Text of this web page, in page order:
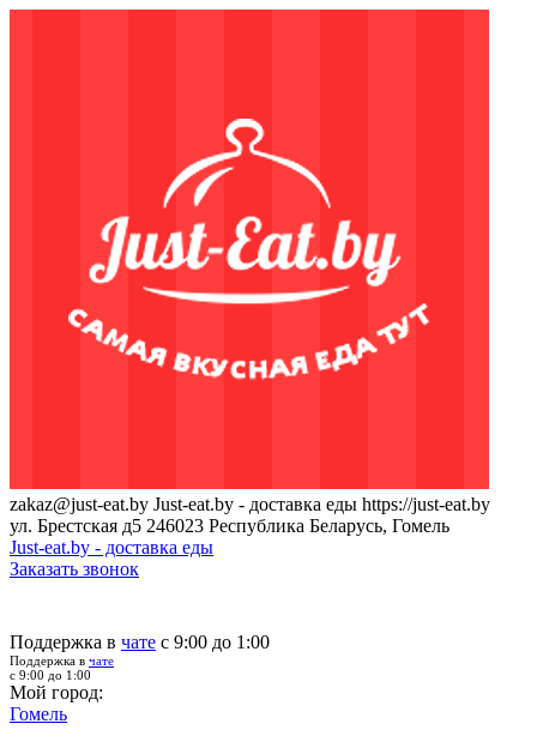
zakaz@just-eat.by Just-eat.by - доставка еды https://just-eat.by
ул. Брестская д5 246023 Республика Беларусь, Гомель
Just-eat.by - доставка еды
Заказать звонок
Поддержка в чате с 9:00 до 1:00
Поддержка в чате
с 9:00 до 1:00
Мой город:
Гомель